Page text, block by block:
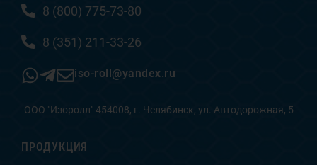
8 (800) 775-73-80
8 (351) 211-33-26
iso-roll@yandex.ru
ООО "Изоролл" 454008, г. Челябинск, ул. Автодорожная, 5
ПРОДУКЦИЯ